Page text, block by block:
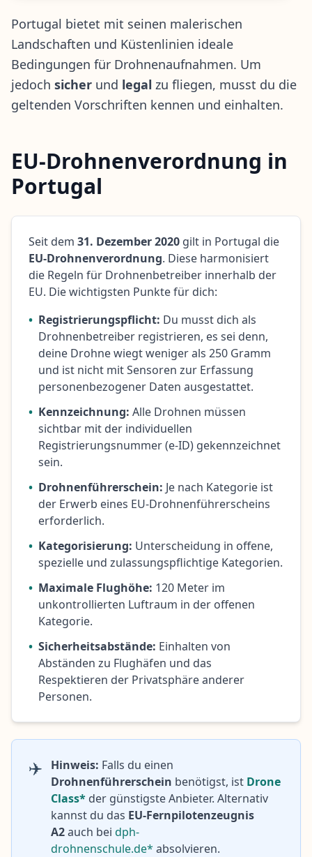
Portugal bietet mit seinen malerischen
Landschaften und Küstenlinien ideale
Bedingungen für Drohnenaufnahmen. Um
jedoch sicher und legal zu fliegen, musst du die
geltenden Vorschriften kennen und einhalten.
EU-Drohnenverordnung in
Portugal
Seit dem 31. Dezember 2020 gilt in Portugal die
EU-Drohnenverordnung. Diese harmonisiert
die Regeln für Drohnenbetreiber innerhalb der
EU. Die wichtigsten Punkte für dich:
• Registrierungspflicht: Du musst dich als
Drohnenbetreiber registrieren, es sei denn,
deine Drohne wiegt weniger als 250 Gramm
und ist nicht mit Sensoren zur Erfassung
personenbezogener Daten ausgestattet.
• Kennzeichnung: Alle Drohnen müssen
sichtbar mit der individuellen
Registrierungsnummer (e-ID) gekennzeichnet
sein.
• Drohnenführerschein: Je nach Kategorie ist
der Erwerb eines EU-Drohnenführerscheins
erforderlich.
• Kategorisierung: Unterscheidung in offene,
spezielle und zulassungspflichtige Kategorien.
• Maximale Flughöhe: 120 Meter im
unkontrollierten Luftraum in der offenen
Kategorie.
• Sicherheitsabstände: Einhalten von
Abständen zu Flughäfen und das
Respektieren der Privatsphäre anderer
Personen.
✈️ Hinweis: Falls du einen
Drohnenführerschein benötigst, ist Drone
Class* der günstigste Anbieter. Alternativ
kannst du das EU-Fernpilotenzeugnis
A2auch bei dph-
drohnenschule.de* absolvieren.